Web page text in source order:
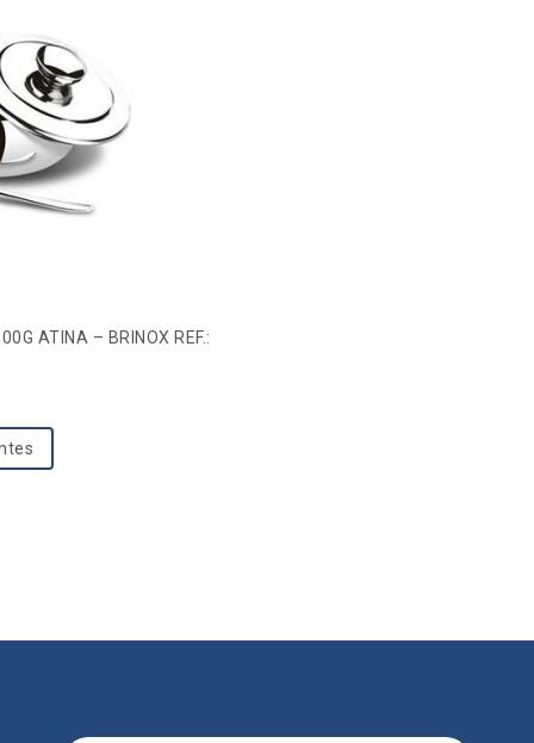
ATINA – BRINOX REF.: